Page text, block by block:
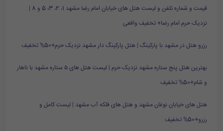
قیمت و شماره تلفن و لیست هتل های خیابان امام رضا مشهد 1، 2، 3، 5 و 8 |
نزدیک حرم امام رضا+ تخفیف واقعی
رزرو هتل در مشهد با پارکینگ | هتل پارکینگ دار مشهد نزدیک حرم+50% تخفیف
بهترین هتل پنج ستاره مشهد نزدیک حرم | لیست هتل های ۵ ستاره مشهد با ناهار
و شام+50% تخفیف
هتل های خیابان نوغان مشهد و هتل های فلکه آب مشهد | لیست کامل و
رزرو+50% تخفیف